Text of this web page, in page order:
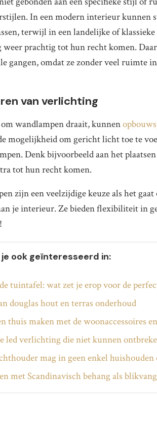
In een modern interieur kunnen
terwijl in een landelijke of
prachtig tot hun recht komen.
gangen, omdat ze zonder veel ruimte
van verlichting
wandlampen draait, kunnen
mogelijkheid om gericht licht toe te
Denk bijvoorbeeld aan het
tot hun recht komen.
zijn een veelzijdige keuze als het
je interieur. Ze bieden flexibiliteit in
ook geïnteresseerd in:
tuintafel: wat zet je erop voor de
douglas hout en terras onderhoud
thuis maken met de woonaccessoires
led verlichting die niet kunnen
mag in geen enkel
met Scandinavisch behang als